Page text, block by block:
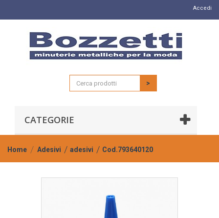
Accedi
>
CATEGORIE
Home Adesivi adesivi Cod.793640120